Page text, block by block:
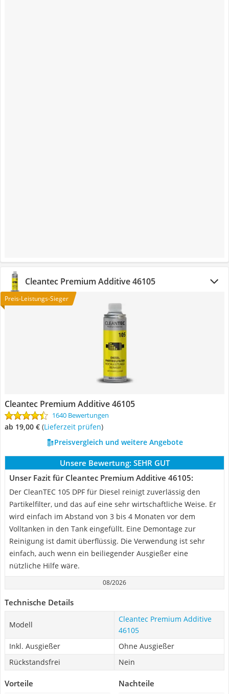
Cleantec Premium Additive 46105
Preis-Leistungs-Sieger
Cleantec Premium Additive 46105
1640 Bewertungen
ab 19,00 € (Lieferzeit prüfen)
Preisvergleich und weitere Angebote
Unsere Bewertung: SEHR GUT
Unser Fazit für Cleantec Premium Additive 46105:
Der CleanTEC 105 DPF für Diesel reinigt zuverlässig den
Partikelfilter, und das auf eine sehr wirtschaftliche Weise. Er
wird einfach im Abstand von 3 bis 4 Monaten vor dem
Volltanken in den Tank eingefüllt. Eine Demontage zur
Reinigung ist damit überflüssig. Die Verwendung ist sehr
einfach, auch wenn ein beiliegender Ausgießer eine
nützliche Hilfe wäre.
08/2026
Technische Details
Modell
Cleantec Premium Additive
46105
Inkl. Ausgießer
Ohne Ausgießer
Rückstandsfrei
Nein
Vorteile Nachteile